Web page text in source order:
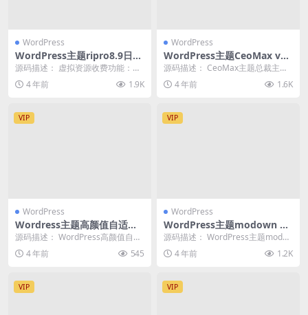
WordPress
WordPress主题ripro8.9日主
题最新破解版(2022.1.25)
源码描述： 虚拟资源收费功能：支
持付费资源下载、支持付费资源查
看 支持多种充值消...
4 年前 1.9K
WordPress
WordPress主题CeoMax v3.
9.1 总裁主题破解版
源码描述： CeoMax主题总裁主题
功能挺多的，支持多种多样的文
章、页面样式，既...
4 年前 1.6K
VIP
WordPress
Wordress主题高颜值自适应
博客Puock主题
源码描述： WordPress高颜值自适
应博客主题Puock 支持白天与黑夜
模式...4 年前 545
VIP
WordPress
WordPress主题modown v
8.12最新原版
源码描述： WordPress主题modo
wn v8.11最新原版，目前暂时没
有...4 年前 1.2K
VIP VIP